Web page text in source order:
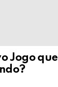
Jogo que